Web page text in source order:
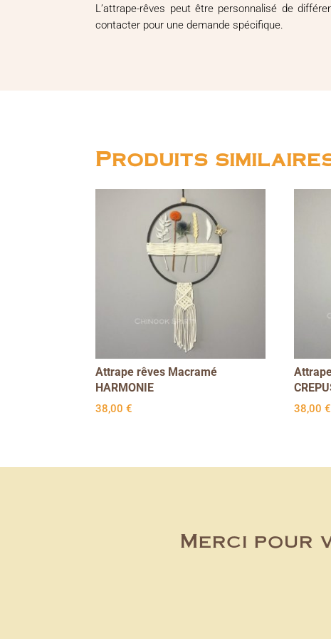
L’attrape-rêves peut être personnalisé de
contacter pour une demande spécifique.
Produits
Attrape rêves Macramé
HARMONIE
38,00€ 38,00€
Merci pour